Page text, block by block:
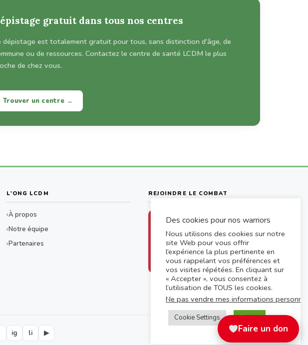
gratuit dans tous nos centres
dépistage est totalement gratuit pour tous, sans distinction d'âge, de
ou de ressources. Contactez le centre de santé LCDM le plus
de chez vous.
Trouver un centre →
L'ONG LCDM
À propos
Notre équipe
Partenaires
REJOINDRE LE COMBAT
Chaque don aide un drépanocytaire
à accéder aux soins
Faire un don
ig li ▶ Mentions légales
Des cookies pour nos warriors
Nous utilisons des cookies sur notre
site Web pour vous offrir
l’expérience la plus pertinente en
vous rappelant vos préférences et
vos visites répétées. En cliquant sur
« Accepter », vous consentez à
l’utilisation de TOUS les cookies.
Ne pas vendre mes informations
Cookie Settings Accept
Faire un don